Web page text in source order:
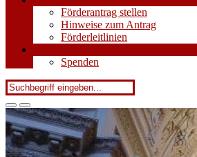
Förderantrag stellen
Hinweise zum Antrag
Förderleitlinien
Spenden